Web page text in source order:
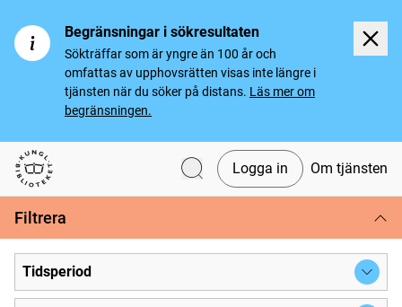
Begränsningar i sökresultaten
Sökträffar som är yngre än 100 år och
omfattas av upphovsrätten visas inte längre i
tjänsten när du söker på distans. Läs mer om
begränsningen.
Svenska tidningar
Logga in Om tjänsten
Filtrera
Tidsperiod